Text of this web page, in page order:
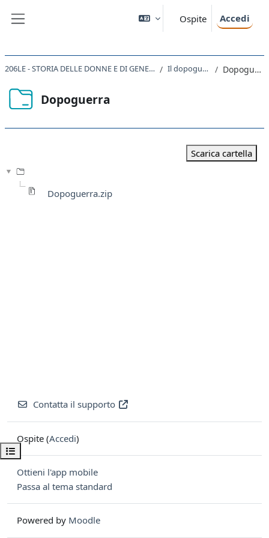
Ospite Accedi
Apri indice del corso
206LE - STORIA DELLE DONNE E DI GENERE 2020 Il dopoguerra Dopoguerra
Dopoguerra
Scarica cartella
Dopoguerra.zip
Contatta il supporto
Ospite (Accedi)
Ottieni l'app mobile
Passa al tema standard
Powered by Moodle